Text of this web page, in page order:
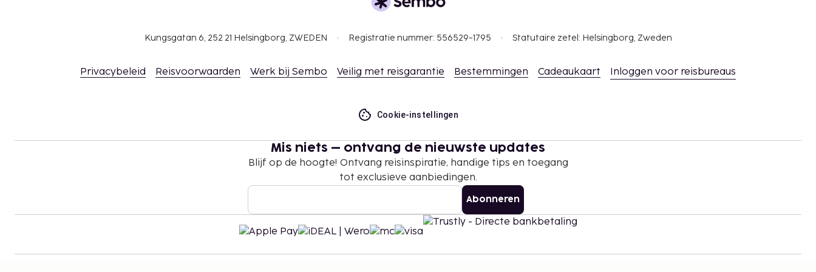
Kungsgatan 6, 252 21 Helsingborg, ZWEDEN Registratie nummer: 556529-1795 Statutaire zetel: Helsingborg, Zweden
Privacybeleid Reisvoorwaarden Werk bij Sembo Veilig met reisgarantie Bestemmingen Cadeaukaart Inloggen voor reisbureaus
Cookie-instellingen
Mis niets – ontvang de nieuwste updates
Blijf op de hoogte! Ontvang reisinspiratie, handige tips en toegang
tot exclusieve aanbiedingen.
Abonneren